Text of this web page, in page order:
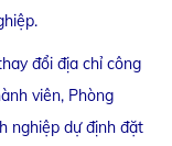
đổi địa chỉ công
viên, Phòng
nghiệp dự định đặt